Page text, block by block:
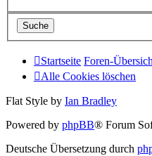
Startseite Foren-
Alle Cookies löschen
Flat Style by Ian Bradley
Powered by phpBB® Forum
Deutsche Übersetzung durch